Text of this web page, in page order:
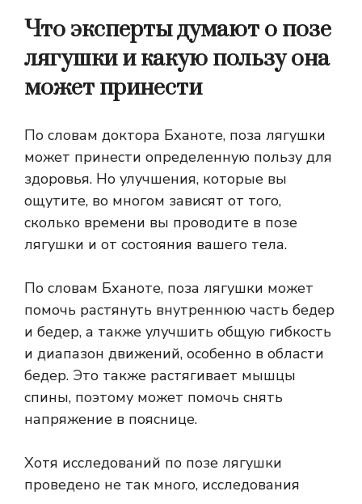
Что эксперты думают о позе
лягушки и какую пользу она
может принести
По словам доктора Бханоте, поза лягушки
может принести определенную пользу для
здоровья. Но улучшения, которые вы
ощутите, во многом зависят от того,
сколько времени вы проводите в позе
лягушки и от состояния вашего тела.
По словам Бханоте, поза лягушки может
помочь растянуть внутреннюю часть бедер
и бедер, а также улучшить общую гибкость
и диапазон движений, особенно в области
бедер. Это также растягивает мышцы
спины, поэтому может помочь снять
напряжение в пояснице.
Хотя исследований по позе лягушки
проведено не так много, исследования